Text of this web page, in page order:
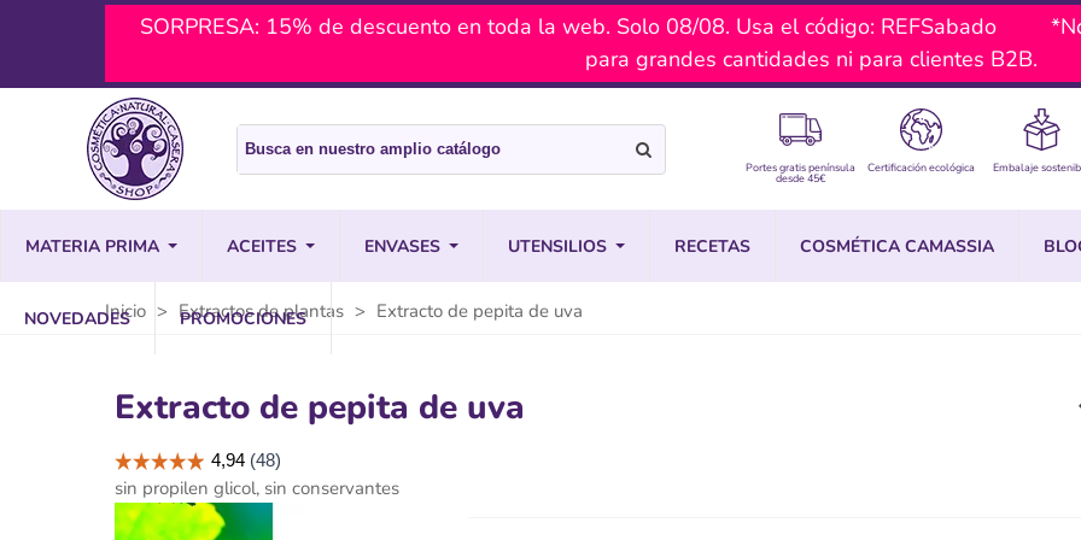
SORPRESA: 15% de descuento en toda la web. Solo 08/08. Usa el código: REFSabado
para grandes cantidades ni para clientes B2B.
Portes gratis península
desde 45€
Certificación ecológica Embalaje
MATERIA PRIMA ACEITES ENVASES UTENSILIOS RECETAS COSMÉTICA CAMASSIA
NOVEDADES PROMOCIONES
Inicio > Extractos de plantas > Extracto de pepita de uva
Extracto de pepita de uva
sin propilen glicol, sin conservantes